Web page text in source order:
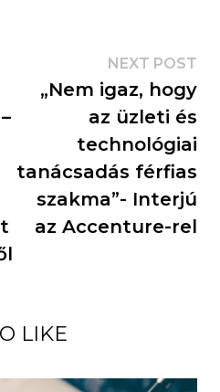
NEXT POST
„Nem igaz, hogy
az üzleti és
technológiai
tanácsadás férfias
szakma”- Interjú
az Accenture-rel
LIKE